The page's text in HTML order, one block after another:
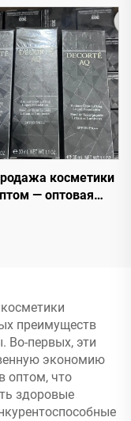
товары от
продавцов
косметики
— оптовая
преимуществ
Во-первых, эти
экономию
оптом, что
здоровые